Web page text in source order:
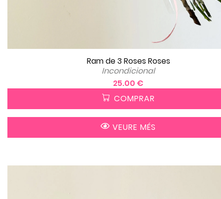
Ram de 3 Roses Roses
Incondicional
25.00 €
COMPRAR
VEURE MÉS